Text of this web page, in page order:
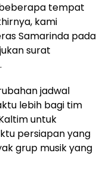
tempat
kami
Samarinda pada
surat
jadwal
lebih bagi tim
untuk
persiapan yang
grup musik yang